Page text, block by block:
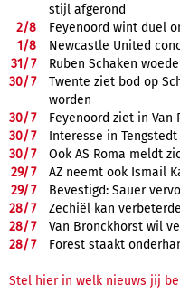
stijl afgerond
2/8
Feyenoord wint duel
1/8
Newcastle United
31/7
Ruben Schaken
30/7
Twente ziet bod op
worden
30/7
Feyenoord ziet in Van
30/7
Interesse in
30/7
Ook AS Roma meldt
29/7
AZ neemt ook Ismail
29/7
Bevestigd: Sauer
28/7
Zechiël kan
28/7
Van Bronckhorst wil
28/7 Forest staakt
Stel hier in welk nieuws jij